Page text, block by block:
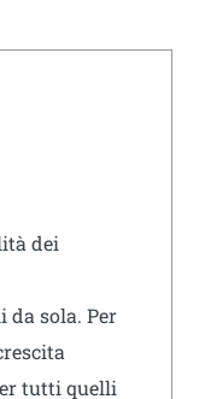
dei
da sola. Per
tutti quelli